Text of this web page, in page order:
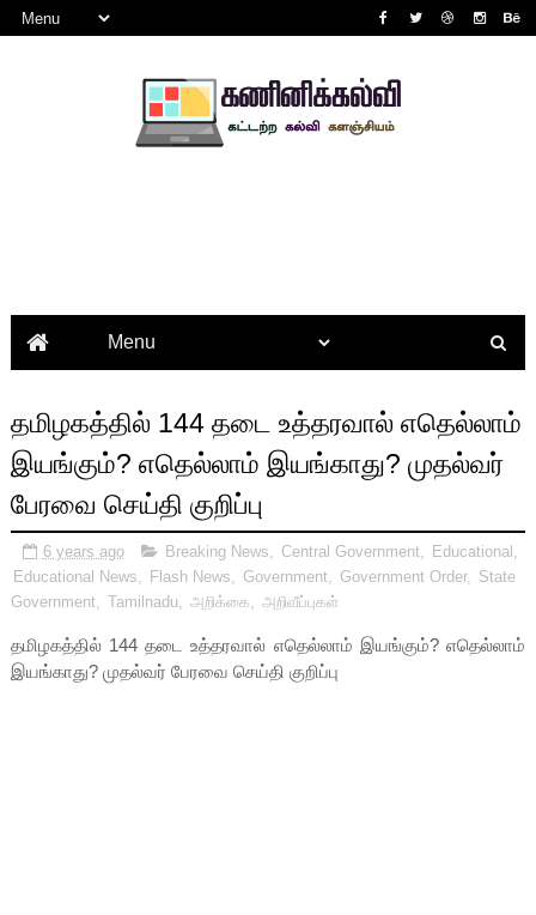
தமிழகத்தில் 144 தடை உத்தரவால் எதெல்லாம்
இயங்கும்? எதெல்லாம் இயங்காது? முதல்வர்
பேரவை செய்தி குறிப்பு
6 years ago Breaking News Central Government Educational
Educational News
Flash News Government Government Order,
State
Government
Tamilnadu அறிக்கை அறிவீப்புகள்
தமிழகத்தில் 144 தடை உத்தரவால் எதெல்லாம் இயங்கும்? எதெல்லாம்
இயங்காது? முதல்வர் பேரவை செய்தி குறிப்பு